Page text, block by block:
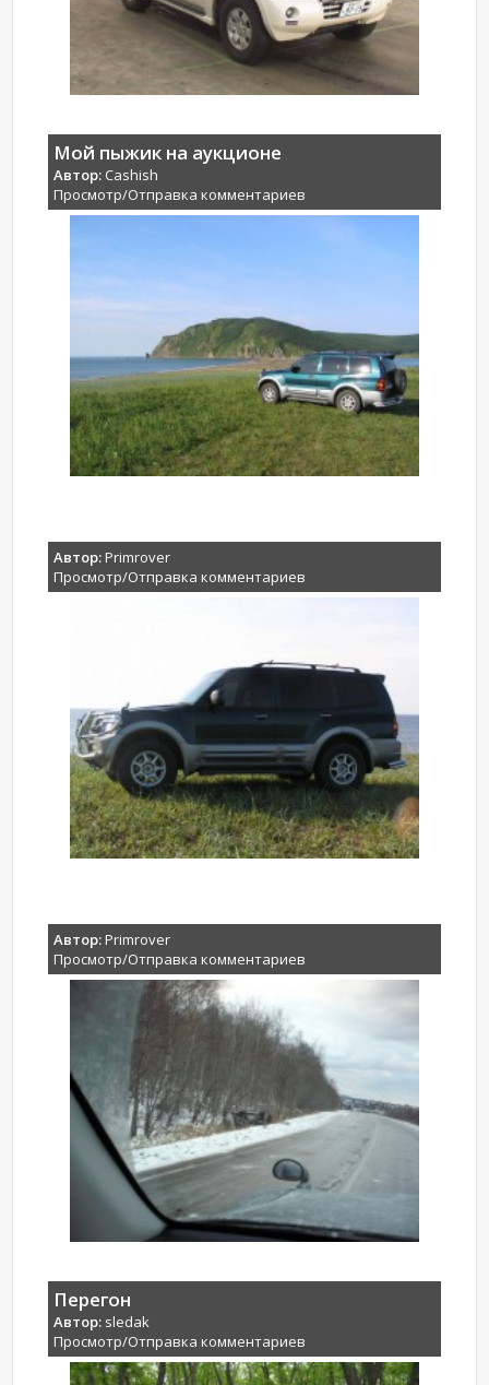
Мой пыжик на аукционе
Автор: Cashish
Просмотр/Отправка комментариев
Автор:Primrover
Просмотр/Отправка комментариев
Автор:Primrover
Просмотр/Отправка комментариев
Перегон
Автор: sledak
Просмотр/Отправка комментариев